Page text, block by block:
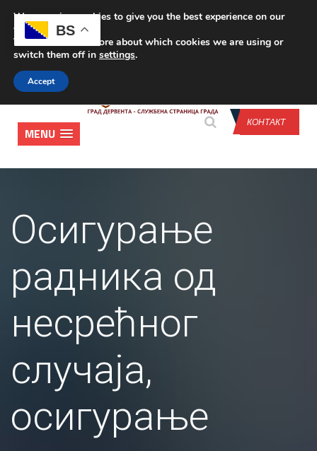
CONTACT US
КОНТАКТ
MENU
Осигурање
радника од
несрећног
случаја,
осигурање
BS
We are using cookies to give you the best experience on our
website.
You can find out more about which cookies we are using or
switch them off in settings.
Accept